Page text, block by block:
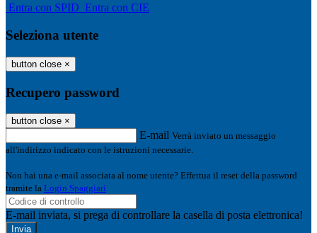
Entra con SPID Entra con CIE
Seleziona utente
button close ×
Recupero password
button close ×
E-mail Verrà inviato un messaggio
all'indirizzo indicato con le istruzioni necessarie.
Non hai una e-mail associata al nome utente? Effettua il reset della password
tramite la Login Spaggiari
E-mail inviata, si prega di controllare la casella di posta elettronica!